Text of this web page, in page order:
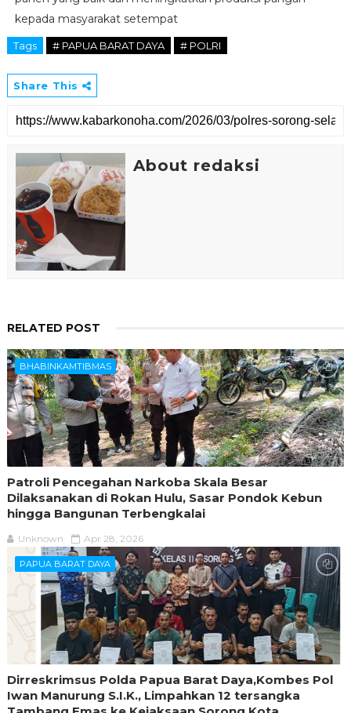
kepada masyarakat setempat
Tags # PAPUA BARAT DAYA # POLRI
Share This
About redaksi
RELATED POST
BHABINKAMTIBMAS
Patroli Pencegahan Narkoba Skala Besar
Dilaksanakan di Rokan Hulu, Sasar Pondok Kebun
hingga Bangunan Terbengkalai
Unknown Apr 28, 2026
PAPUA BARAT DAYA
Dirreskrimsus Polda Papua Barat Daya,Kombes Pol
Iwan Manurung S.I.K., Limpahkan 12 tersangka